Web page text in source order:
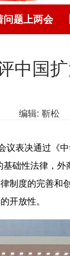
问题上两会
中国
编辑: 靳松
表决通过《中
础性法律，外
制度的完善和
开放性。